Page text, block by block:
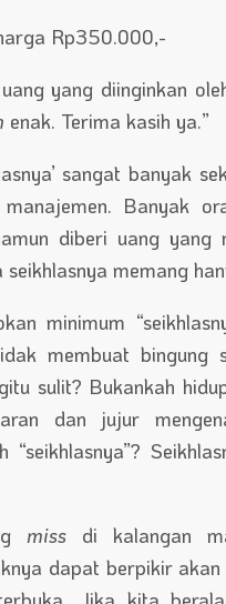
Rp350.000,-
yang diinginkan
enak. Terima kasih ya.”
sangat banyak
Banyak
diberi uang
seikhlasnya memang
minimum
membuat bingung
sulit? Bukankah
dan jujur
miss di kalangan
dapat berpikir akan